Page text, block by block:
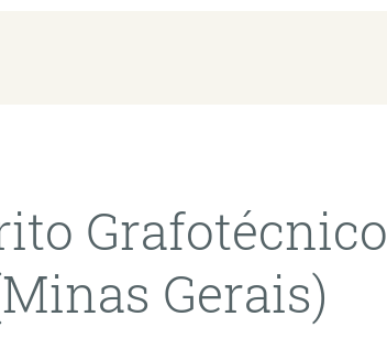
Grafotécnico
Gerais)